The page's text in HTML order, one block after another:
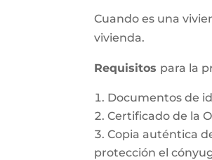
Cuando es una
vivienda.
Requisitos para la
Documentos de
Certificado de la
Copia auténtica
protección el